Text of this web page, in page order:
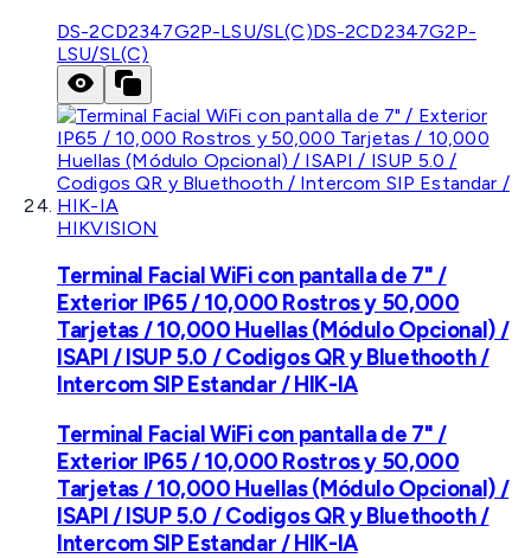
DS-2CD2347G2P-LSU/SL(C)DS-2CD2347G2P-
LSU/SL(C)
HIKVISION
Terminal Facial WiFi con pantalla de 7" /
Exterior IP65 / 10,000 Rostros y 50,000
Tarjetas / 10,000 Huellas (Módulo Opcional) /
ISAPI / ISUP 5.0 / Codigos QR y Bluethooth /
Intercom SIP Estandar / HIK-IA
Terminal Facial WiFi con pantalla de 7" /
Exterior IP65 / 10,000 Rostros y 50,000
Tarjetas / 10,000 Huellas (Módulo Opcional) /
ISAPI / ISUP 5.0 / Codigos QR y Bluethooth /
Intercom SIP Estandar / HIK-IA